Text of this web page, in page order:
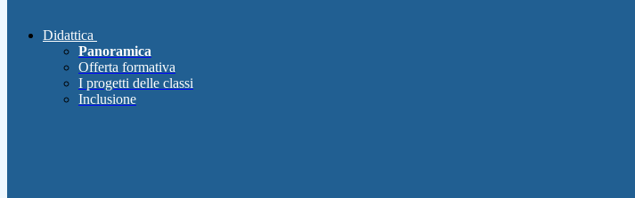
Didattica
Panoramica
Offerta formativa
I progetti delle classi
Inclusione